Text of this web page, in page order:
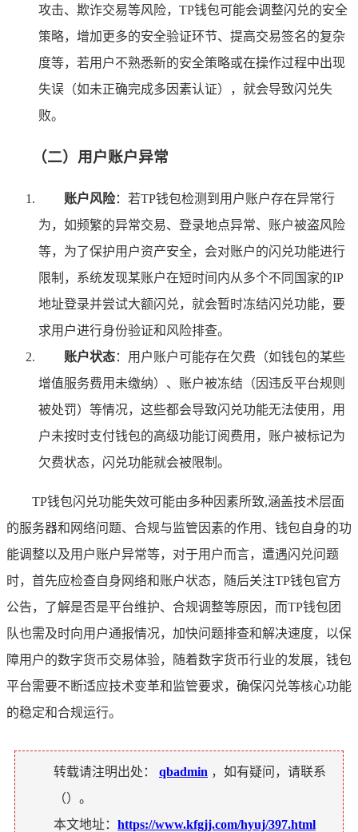
攻击、欺诈交易等风险，TP钱包可能会调整闪兑的安全
策略，增加更多的安全验证环节、提高交易签名的复杂
度等，若用户不熟悉新的安全策略或在操作过程中出现
失误（如未正确完成多因素认证），就会导致闪兑失
败。
（二）用户账户异常
账户风险：若TP钱包检测到用户账户存在异常行
为，如频繁的异常交易、登录地点异常、账户被盗风险
等，为了保护用户资产安全，会对账户的闪兑功能进行
限制，系统发现某账户在短时间内从多个不同国家的IP
地址登录并尝试大额闪兑，就会暂时冻结闪兑功能，要
求用户进行身份验证和风险排查。
账户状态：用户账户可能存在欠费（如钱包的某些
增值服务费用未缴纳）、账户被冻结（因违反平台规则
被处罚）等情况，这些都会导致闪兑功能无法使用，用
户未按时支付钱包的高级功能订阅费用，账户被标记为
欠费状态，闪兑功能就会被限制。
TP钱包闪兑功能失效可能由多种因素所致,涵盖技术层面
的服务器和网络问题、合规与监管因素的作用、钱包自身的功
能调整以及用户账户异常等，对于用户而言，遭遇闪兑问题
时，首先应检查自身网络和账户状态，随后关注TP钱包官方
公告，了解是否是平台维护、合规调整等原因，而TP钱包团
队也需及时向用户通报情况，加快问题排查和解决速度，以保
障用户的数字货币交易体验，随着数字货币行业的发展，钱包
平台需要不断适应技术变革和监管要求，确保闪兑等核心功能
的稳定和合规运行。
转载请注明出处： qbadmin ，如有疑问，请联系
（）。
本文地址： https://www.kfgjj.com/hyuj/397.html